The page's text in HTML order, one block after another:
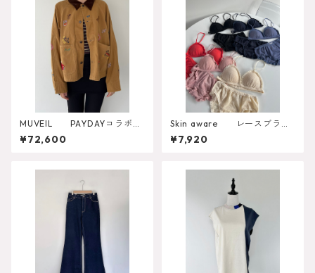
MUVEIL PAYDAYコラボジ
ャケット MA262FJK701
¥72,600
Skin aware レースブラト
ップ
¥7,920